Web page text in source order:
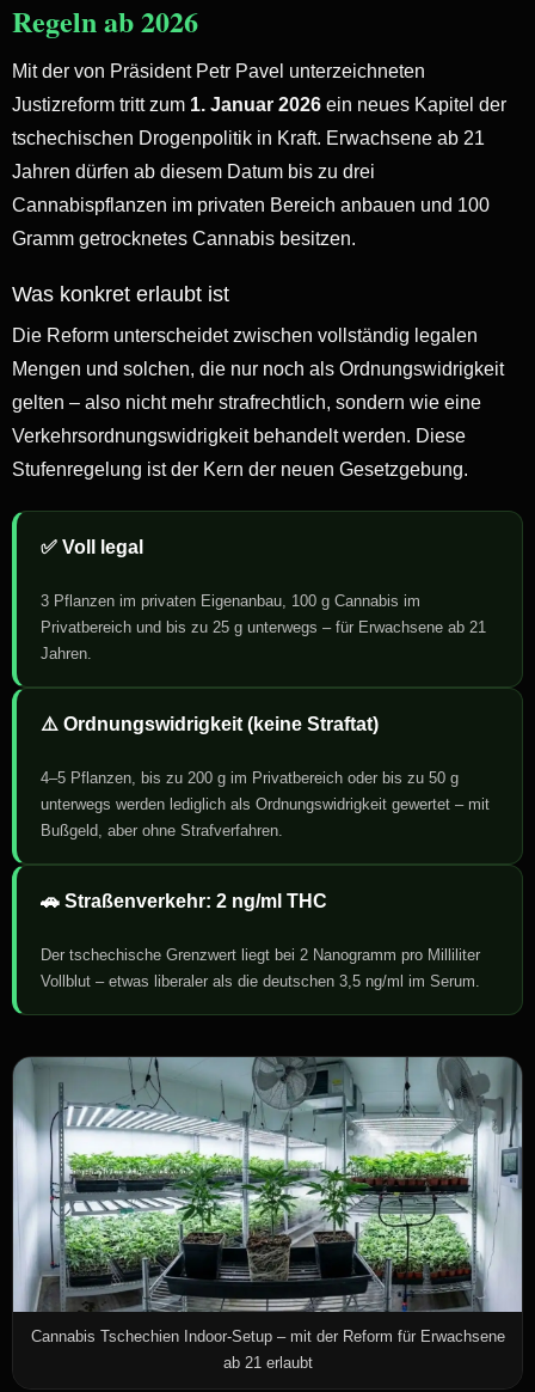
Regeln ab 2026
Mit der von Präsident Petr Pavel unterzeichneten
Justizreform tritt zum 1. Januar 2026 ein neues Kapitel der
tschechischen Drogenpolitik in Kraft. Erwachsene ab 21
Jahren dürfen ab diesem Datum bis zu drei
Cannabispflanzen im privaten Bereich anbauen und 100
Gramm getrocknetes Cannabis besitzen.
Was konkret erlaubt ist
Die Reform unterscheidet zwischen vollständig legalen
Mengen und solchen, die nur noch als Ordnungswidrigkeit
gelten – also nicht mehr strafrechtlich, sondern wie eine
Verkehrsordnungswidrigkeit behandelt werden. Diese
Stufenregelung ist der Kern der neuen Gesetzgebung.
✅ Voll legal
3 Pflanzen im privaten Eigenanbau, 100 g Cannabis im
Privatbereich und bis zu 25 g unterwegs – für Erwachsene ab 21
Jahren.
⚠️ Ordnungswidrigkeit (keine Straftat)
4–5 Pflanzen, bis zu 200 g im Privatbereich oder bis zu 50 g
unterwegs werden lediglich als Ordnungswidrigkeit gewertet – mit
Bußgeld, aber ohne Strafverfahren.
🚗 Straßenverkehr: 2 ng/ml THC
Der tschechische Grenzwert liegt bei 2 Nanogramm pro Milliliter
Vollblut – etwas liberaler als die deutschen 3,5 ng/ml im Serum.
Cannabis Tschechien Indoor-Setup – mit der Reform für Erwachsene
ab 21 erlaubt